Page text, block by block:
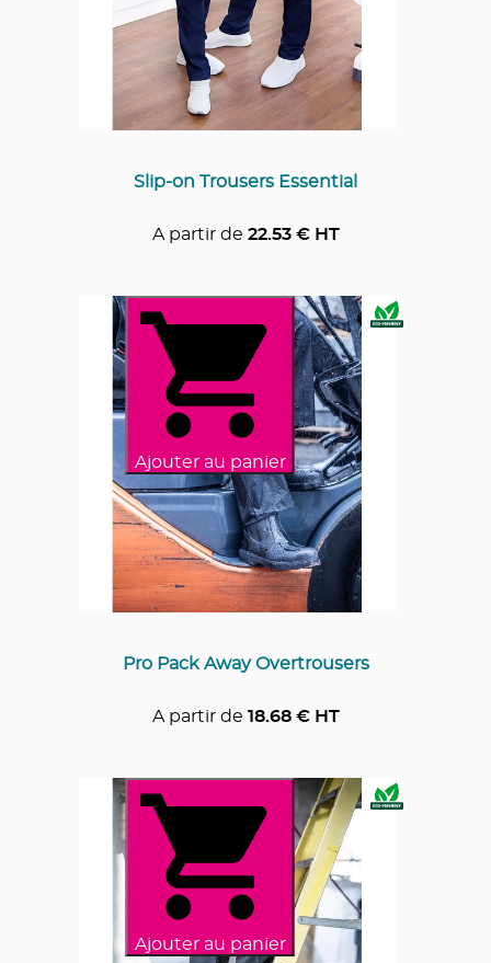
Slip-on Trousers Essential
A partir de 22.53€ HT
Ajouter au panier
Pro Pack Away Overtrousers
A partir de 18.68€ HT
Ajouter au panier